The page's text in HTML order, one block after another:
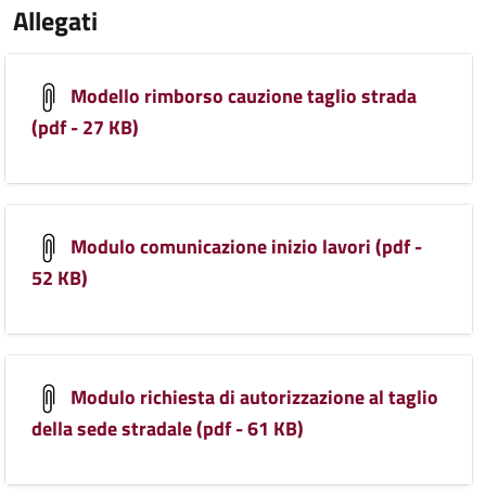
Allegati
Modello rimborso cauzione taglio strada
(pdf - 27 KB)
Modulo comunicazione inizio lavori (pdf -
52 KB)
Modulo richiesta di autorizzazione al taglio
della sede stradale (pdf - 61 KB)